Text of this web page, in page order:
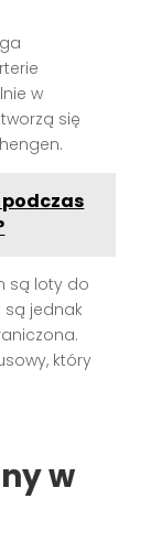
w
się
są loty do
są jednak
który
w